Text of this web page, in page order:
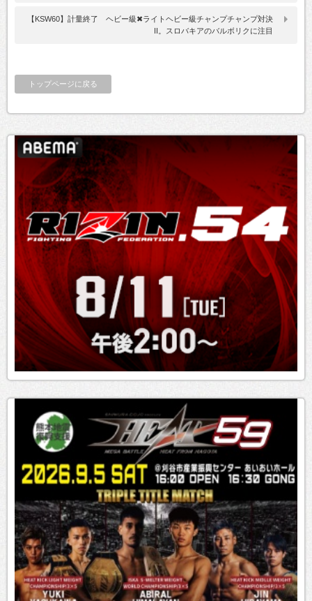
【KSW60】計量終了 ヘビー級✖ライトヘビー級チャンプチャンプ対決
II。スロバキアのバルボリクに注目
トップページに戻る